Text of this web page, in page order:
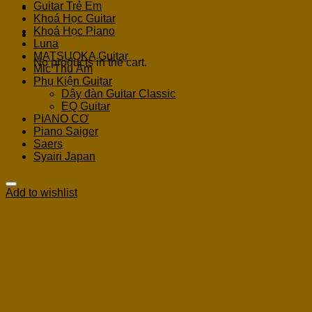
Cart
No products in the cart.
Guitar Trẻ Em
Khoá Học Guitar
Khoá Học Piano
Luna
MATSUOKA Guitar
Mic Thu Âm
Phụ Kiện Guitar
Dây đàn Guitar Classic
EQ Guitar
PIANO CƠ
Piano Saiger
Saers
Syairi Japan
Add to wishlist